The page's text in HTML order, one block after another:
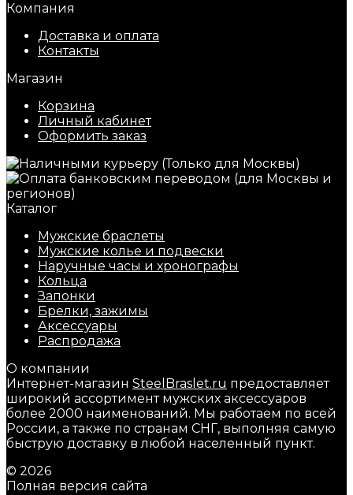
Компания
Доставка и оплата
Контакты
Магазин
Корзина
Личный кабинет
Оформить заказ
Каталог
Мужские браслеты
Мужские колье и подвески
Наручные часы и хронографы
Кольца
Запонки
Брелки, зажимы
Аксессуары
Распродажа
О компании
Интернет-магазин SteelBraslet.ru предоставляет
широкий ассортимент мужских аксессуаров
более 2000 наименований. Мы работаем по всей
России, а также по странам СНГ, выполняя самую
быструю доставку в любой населенный пункт.
© 2026
Полная версия сайта